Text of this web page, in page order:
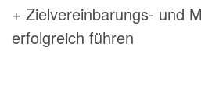
+ Zielvereinbarungs- und
erfolgreich führen